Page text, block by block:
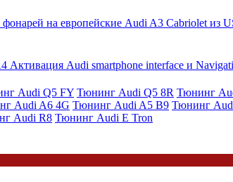
Активация Audi smartphone interface и
Audi Q5 FY Тюнинг Audi Q5 8R Тюнинг
Audi A6 4G Тюнинг Audi A5 B9 Тюнинг
Audi R8 Тюнинг Audi E Tron